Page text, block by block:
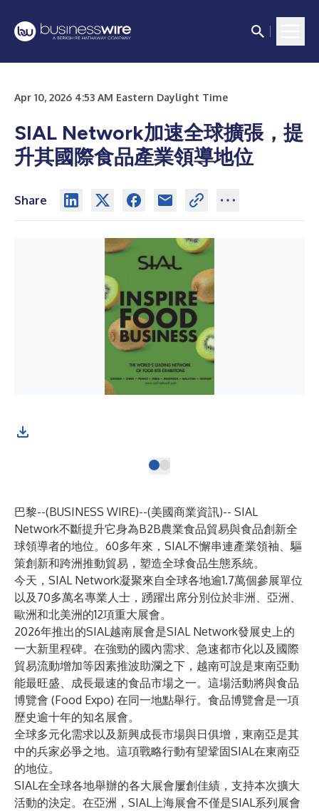
Apr 10, 2026 4:53 AM Eastern Daylight Time
SIAL Network加速全球擴張，提
升其國際食品產業領導地位
Share
巴黎--(BUSINESS WIRE)--(美國商業資訊)-- SIAL
Network不斷提升它身為B2B農業食品貿易與食品創新全
球領導者的地位。60多年來，SIAL不懈串連產業領袖、驅
策創新和跨洲推動貿易，塑造全球食品生態系統。
今天，SIAL Network凝聚來自全球各地逾1.7萬個參展單位
以及70多萬名專業人士，踴躍出席分別位於非洲、亞洲、
歐洲和北美洲的12項重大展會。
2026年推出的SIAL越南展會是SIAL Network發展史上的
一大新里程碑。在強勁的國內需求、急速都市化以及國際
貿易流動增加等因素推波助瀾之下，越南可說是東南亞動
能最旺盛、成長最速的食品市場之一。這場活動將與食品
博覽會 (Food Expo) 在同一地點舉行。食品博覽會是一項
歷史逾十年的知名展會。
全球多元化需求以及新興成長市場與日俱增，東南亞是其
中的兵家必爭之地。這項戰略行動有望鞏固SIAL在東南亞
的地位。
SIAL在全球各地舉辦的各大展會屢創佳績，支持本次擴大
活動的決定。在亞洲，SIAL上海展會不僅是SIAL系列展會